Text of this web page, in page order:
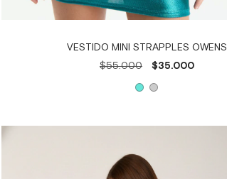
VESTIDO MINI STRAPPLES OWENS
$55.000
$35.000